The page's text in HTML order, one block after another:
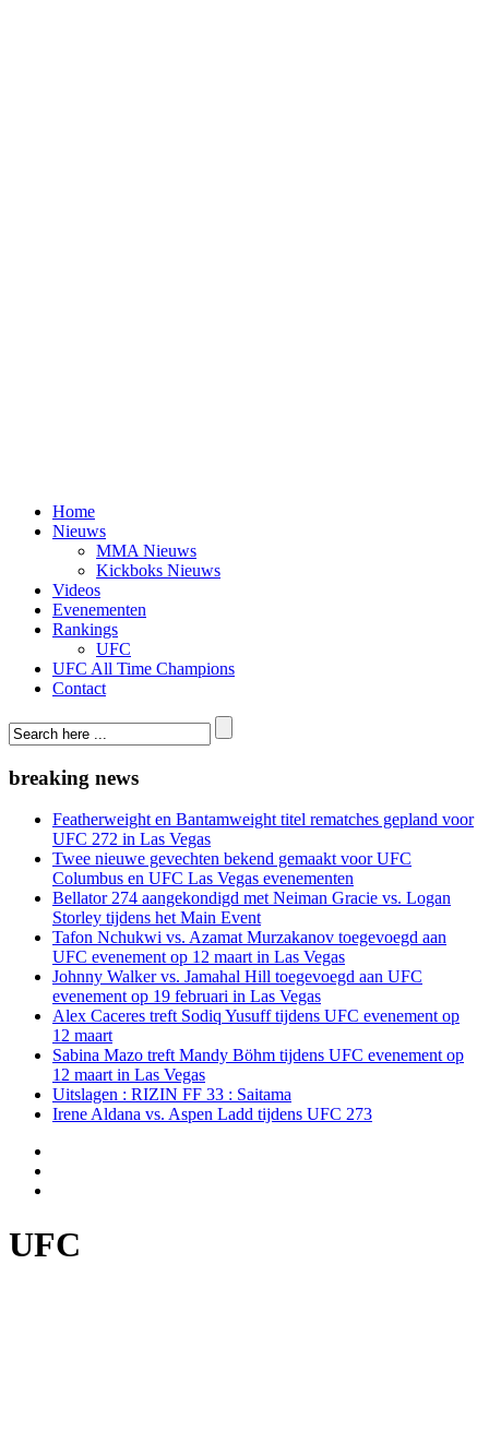
Home
Nieuws
MMA Nieuws
Kickboks Nieuws
Videos
Evenementen
Rankings
UFC
UFC All Time Champions
Contact
breaking news
Featherweight en Bantamweight titel rematches gepland voor
UFC 272 in Las Vegas
Twee nieuwe gevechten bekend gemaakt voor UFC
Columbus en UFC Las Vegas evenementen
Bellator 274 aangekondigd met Neiman Gracie vs. Logan
Storley tijdens het Main Event
Tafon Nchukwi vs. Azamat Murzakanov toegevoegd aan
UFC evenement op 12 maart in Las Vegas
Johnny Walker vs. Jamahal Hill toegevoegd aan UFC
evenement op 19 februari in Las Vegas
Alex Caceres treft Sodiq Yusuff tijdens UFC evenement op
12 maart
Sabina Mazo treft Mandy Böhm tijdens UFC evenement op
12 maart in Las Vegas
Uitslagen : RIZIN FF 33 : Saitama
Irene Aldana vs. Aspen Ladd tijdens UFC 273
UFC